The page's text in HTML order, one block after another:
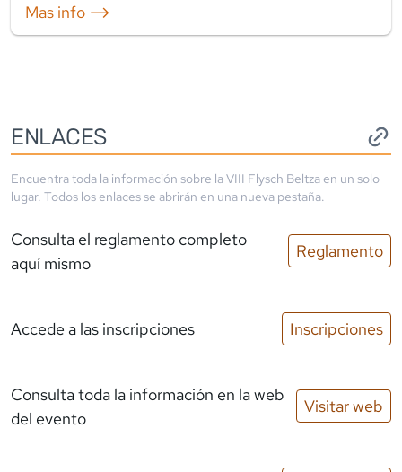
Mas info ⟶
ENLACES
Encuentra toda la información sobre laVIII Flysch Beltza en un solo
lugar. Todos los enlaces se abrirán en una nueva pestaña.
Consulta el reglamento completo
aquí mismo
Reglamento
Accede a las inscripciones Inscripciones
Consulta toda la información en la web
del evento
Visitar web